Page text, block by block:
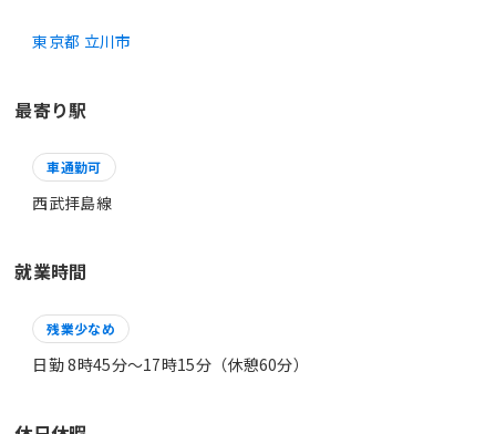
東京都 立川市
最寄り駅
車通勤可
西武拝島線
就業時間
残業少なめ
日勤 8時45分〜17時15分（休憩60分）